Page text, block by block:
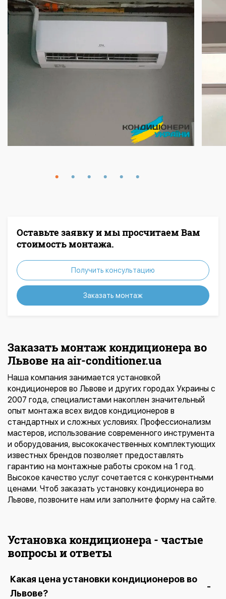
Оставьте заявку и мы просчитаем Вам
стоимость монтажа.
Получить консультацию
Заказать монтаж
Заказать монтаж кондиционера во
Львове на air-conditioner.ua
Наша компания занимается установкой
кондиционеров во Львове и других городах Украины с
2007 года, специалистами накоплен значительный
опыт монтажа всех видов кондиционеров в
стандартных и сложных условиях. Профессионализм
мастеров, использование современного инструмента
и оборудования, высококачественных комплектующих
известных брендов позволяет предоставлять
гарантию на монтажные работы сроком на 1 год.
Высокое качество услуг сочетается с конкурентными
ценами. Чтоб заказать установку кондиционера во
Львове, позвоните нам или заполните форму на сайте.
Установка кондиционера - частые
вопросы и ответы
Какая цена установки кондиционеров во
Львове?